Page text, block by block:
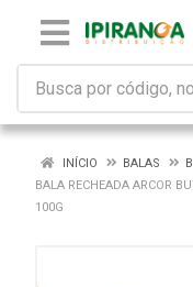
INÍCIO BALAS
BALA RECHEADA ARCOR
100G